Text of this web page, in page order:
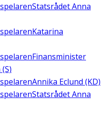
Statsrådet Anna
Katarina
Finansminister
Annika Eclund (KD)
Statsrådet Anna